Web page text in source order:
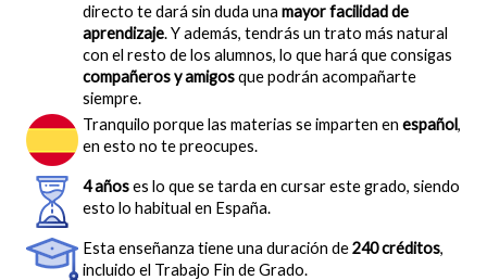
directo te dará sin duda una mayor facilidad de
aprendizaje. Y además, tendrás un trato más natural
con el resto de los alumnos, lo que hará que consigas
compañeros y amigosque podrán acompañarte
siempre.
Tranquilo porque las materias se imparten en español,
en esto no te preocupes.
4 añoses lo que se tarda en cursar este grado, siendo
esto lo habitual en España.
Esta enseñanza tiene una duración de240 créditos,
incluido el Trabajo Fin de Grado.